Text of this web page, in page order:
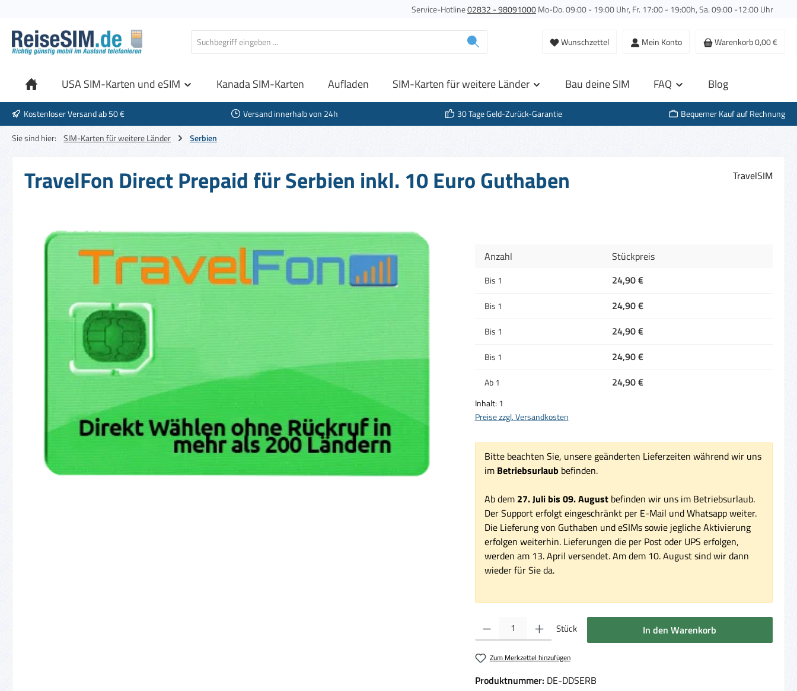
Service-Hotline02832 - 98091000Mo-Do. 09:00 - 19:00 Uhr, Fr. 17:00 - 19:00h, Sa. 09:00 -12:00 Uhr
Wunschzettel Mein Konto Warenkorb0,00 €
USA SIM-Karten und eSIM Kanada SIM-Karten Aufladen SIM-Karten für weitere Länder Bau deine SIM FAQ Blog
Kostenloser Versand ab 50 € Versand innerhalb von 24h 30 Tage Geld-Zurück-Garantie
Bequemer Kauf auf Rechnung
Sie sind hier:
SIM-Karten für weitere Länder Serbien
TravelFon Direct Prepaid für Serbien inkl. 10 Euro Guthaben TravelSIM
Bildergalerie überspringen
Anzahl
Stückpreis
Bis 1 24,90 €
Bis 1 24,90 €
Bis 1 24,90 €
Bis 1 24,90 €
Ab1 24,90 €
Inhalt: 1
Preise zzgl. Versandkosten
Bitte beachten Sie, unsere geänderten Lieferzeiten während wir uns
im Betriebsurlaub befinden.
Ab dem 27. Juli bis 09. Augustbefinden wir uns im Betriebsurlaub.
Der Support erfolgt eingeschränkt per E-Mail und Whatsapp weiter.
Die Lieferung von Guthaben und eSIMs sowie jegliche Aktivierung
erfolgen weiterhin. Lieferungen die per Post oder UPS erfolgen,
werden am 13. April versendet. Am dem 10. August sind wir dann
wieder für Sie da.
Produkt Anzahl: Gib den gewünschten Wert ein oder benutze die Schaltflächen um die
Stück In den Warenkorb
Zum Merkzettel hinzufügen
Produktnummer: DE-DDSERB